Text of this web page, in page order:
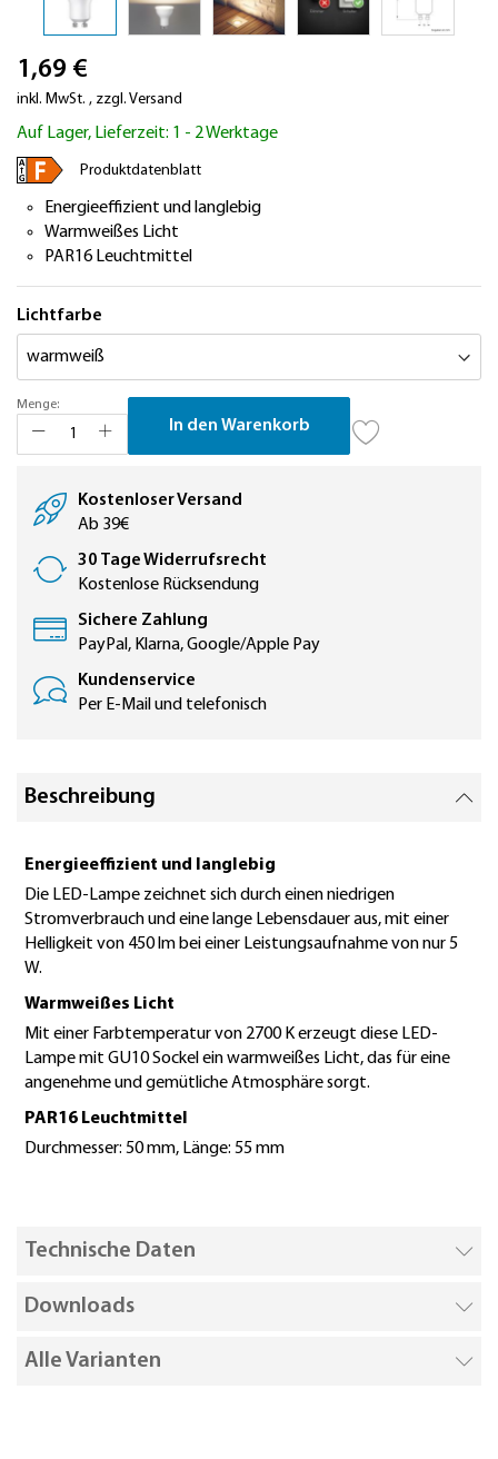
Anfang
der
springen
1,69 €
inkl. MwSt. , zzgl. Versand
Auf Lager, Lieferzeit: 1 - 2 Werktage
Produktdatenblatt
Energieeffizient und langlebig
Warmweißes Licht
PAR16 Leuchtmittel
Lichtfarbe
Menge:
In den Warenkorb
Kostenloser Versand
Ab 39€
30 Tage Widerrufsrecht
Kostenlose Rücksendung
Sichere Zahlung
PayPal, Klarna, Google/Apple Pay
Kundenservice
Per E-Mail und telefonisch
Beschreibung
Energieeffizient und langlebig
Die LED-Lampe zeichnet sich durch einen niedrigen
Stromverbrauch und eine lange Lebensdauer aus, mit einer
Helligkeit von 450 lm bei einer Leistungsaufnahme von nur 5
W.
Warmweißes Licht
Mit einer Farbtemperatur von 2700 K erzeugt diese LED-
Lampe mit GU10 Sockel ein warmweißes Licht, das für eine
angenehme und gemütliche Atmosphäre sorgt.
PAR16 Leuchtmittel
Durchmesser: 50 mm, Länge: 55 mm
Technische Daten
Downloads
Alle Varianten